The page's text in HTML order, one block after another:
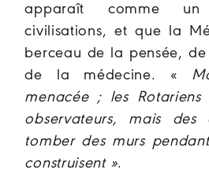
apparaît comme
civilisations, et que la
berceau de la pensée,
de la médecine. «
menacée ; les
observateurs, mais
tomber des murs
construisent ».